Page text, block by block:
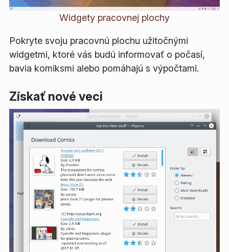
Widgety pracovnej plochy
Pokryte svoju pracovnú plochu užitočnými
widgetmi, ktoré vás budú informovať o počasí,
bavia komiksmi alebo pomáhajú s výpočtami.
Získať nové veci